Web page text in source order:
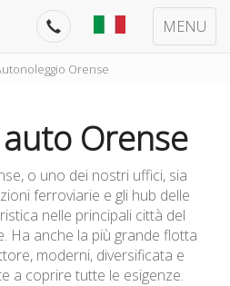
MENU
Orense
Orense
o uno dei nostri uffici, sia
ferroviarie e gli hub delle
nelle principali città del
Ha anche la più grande flotta
moderni, diversificata e
a coprire tutte le esigenze.